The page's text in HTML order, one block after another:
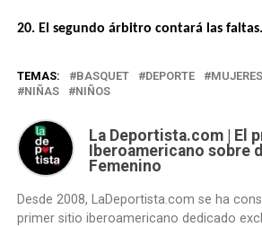
20. El segundo árbitro contará las faltas.
TEMAS: BASQUET DEPORTE
NIÑAS
NIÑOS
La Deportista.com | El
Iberoamericano sobre
Femenino
Desde 2008, LaDeportista.com se ha
primer sitio iberoamericano dedicado